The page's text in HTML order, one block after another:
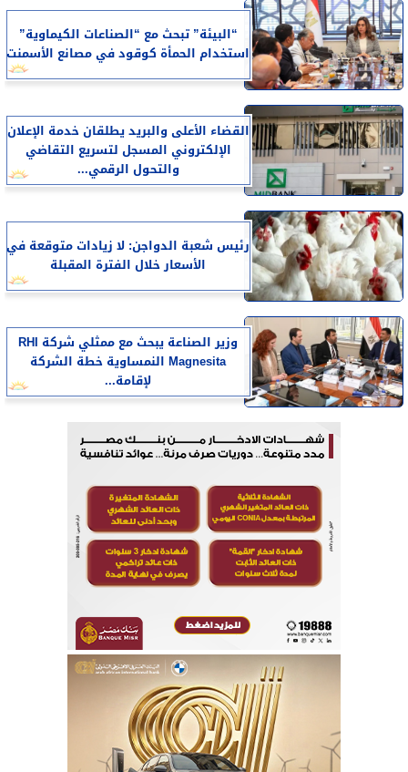
“البيئة” تبحث مع “الصناعات الكيماوية”
استخدام الحمأة كوقود في مصانع الأسمنت
القضاء الأعلى والبريد يطلقان خدمة الإعلان
الإلكتروني المسجل لتسريع التقاضي
والتحول الرقمي...
رئيس شعبة الدواجن: لا زيادات متوقعة في
الأسعار خلال الفترة المقبلة
وزير الصناعة يبحث مع ممثلي شركة RHI
Magnesita النمساوية خطة الشركة
لإقامة...